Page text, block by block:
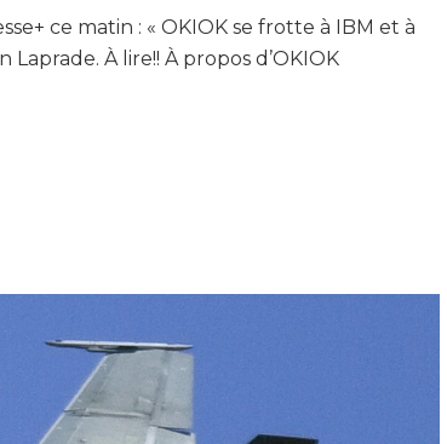
ce matin : « OKIOK se frotte à IBM et à
À lire!! À propos d’OKIOK